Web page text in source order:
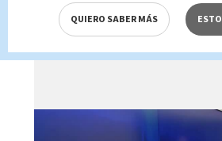
Telediario En
Brenes, 07 de
QUIERO SABER MÁS